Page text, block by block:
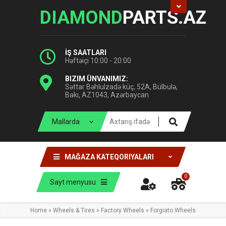
DIAMONDPARTS.AZ
İŞ SAATLARI
Həftəiçi 10:00 - 20:00
BIZIM ÜNVANIMIZ:
Səttar Bəhlulzadə küç, 52A, Bülbulə,
Bakı, AZ1043, Azərbaycan
MAĞAZA KATEQORIYALARI
Sayt menyusu
0
Home » Wheels & Tires » Factory Wheels » Forgiato Wheels